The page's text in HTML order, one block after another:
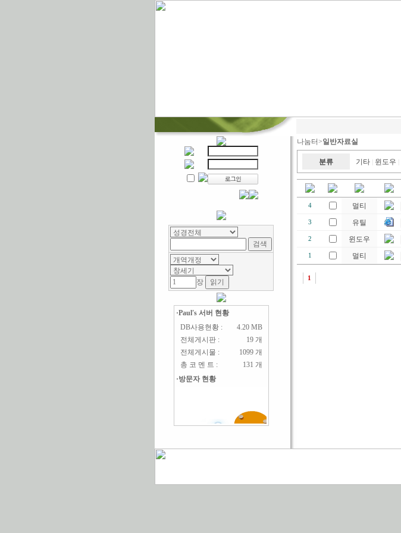
장
·Paul's 서버 현황
DB사용현황 :
4.20 MB
전체게시판 :
19 개
전체게시물 :
1099 개
총 코 멘 트 :
131 개
·방문자 현황
나눔터>일반자료실
분류 기타 윈도우
4 멀티
3 유틸
2 윈도우
1 멀티
1